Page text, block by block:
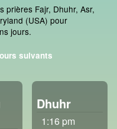
prières Fajr, Dhuhr, Asr,
(USA) pour
jours.
suivants
Dhuhr
1:16 pm